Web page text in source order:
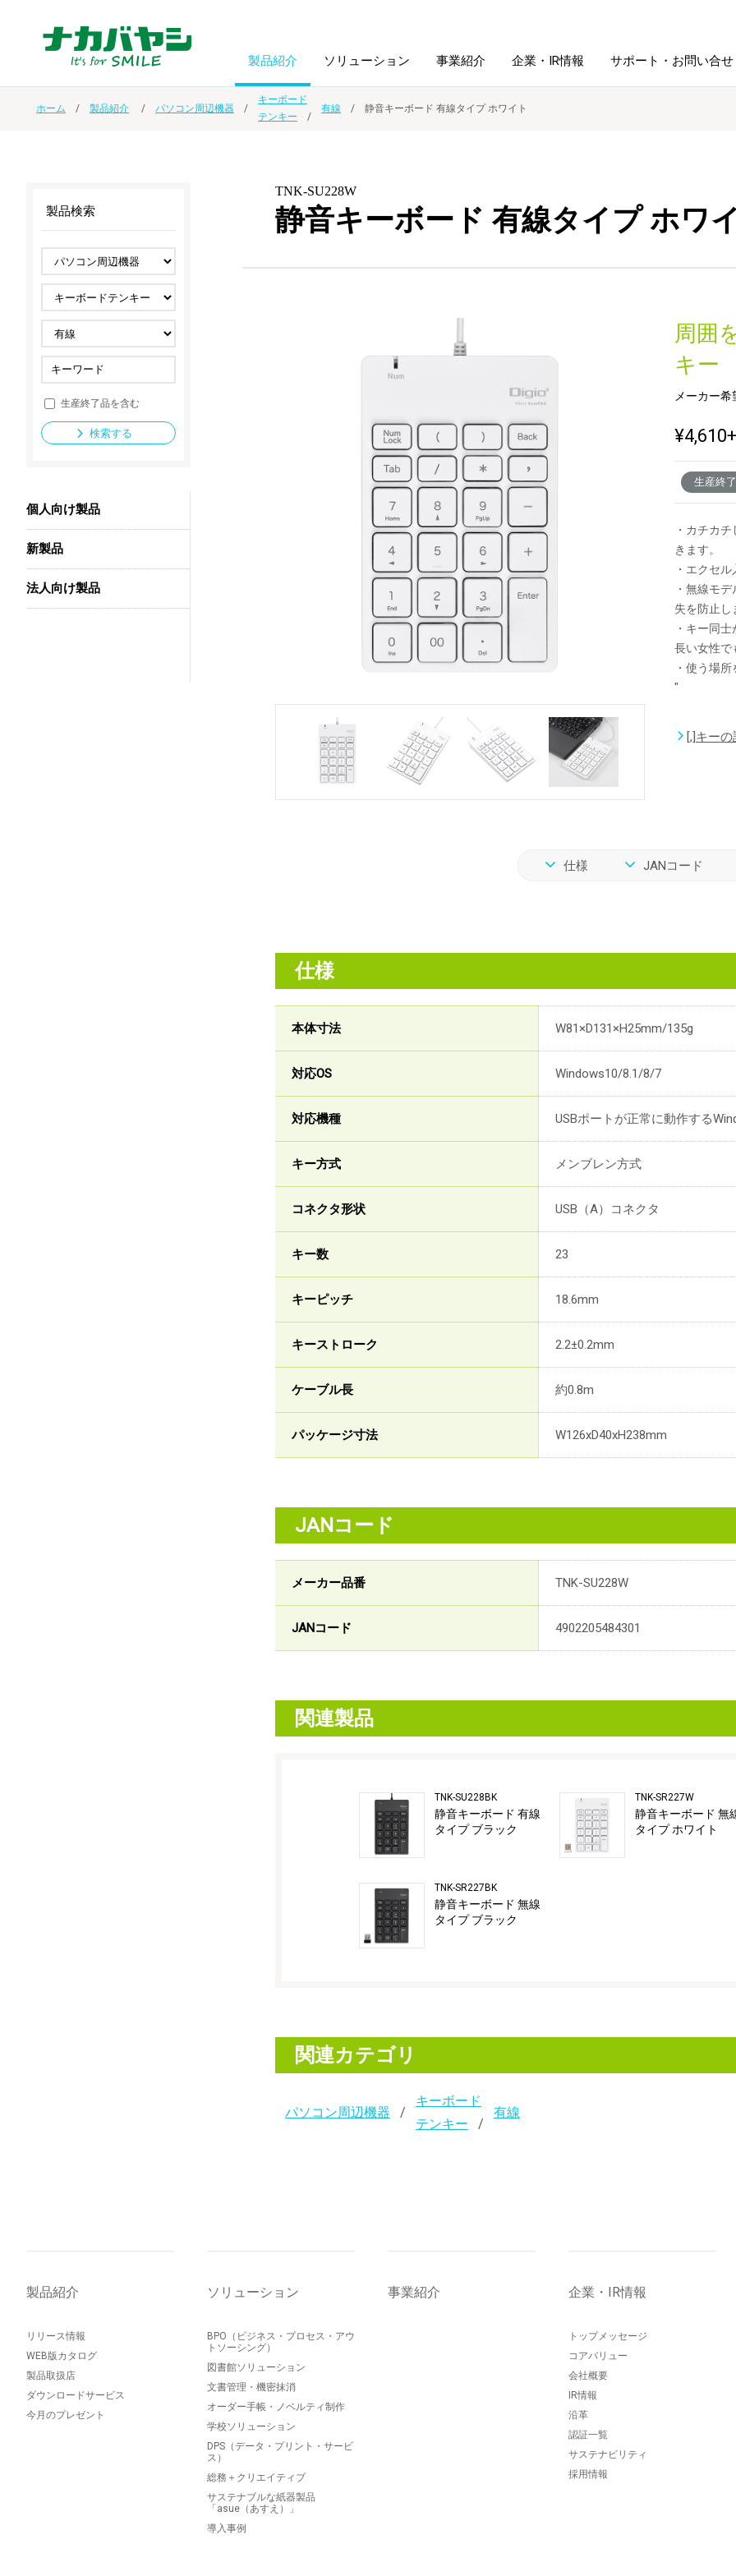
製品紹介
ノート・紙製品
ファイル・
ホルダー用品
スマートフォン・
タブレット関連
ゲーム関連 デジタルカメラ関連
セキュリティ用品
法人向け製品 新製品一覧
ソリューション
オーダー手帳・ノベルティ制作 学校ソリューション
ドキュメントスキャニングサービス 総務＋クリエイティブ
導入事例
事業紹介 企業・IR情報
IR情報
サステナビリティ 採用情報
サポート・お問い合せ
ホーム 製品紹介 パソコン周辺機器
キーボード
テンキー
有線 静音キーボード 有線タイプ ホワイト
TNK-SU228W
静音キーボード 有線タイプ ホワ
周囲
キー
メーカー
¥4,610
生産終
・カチカ
きます。
・エクセ
・無線モ
失を防止し
・キー同
長い女性で
・使う場
"
[,]キー
仕様 JANコード
仕様
本体寸法 W81×D131×H25mm/135g
対応OS Windows10/8.1/8/7
対応機種 USBポートが正常に動作する
キー方式 メンブレン方式
コネクタ形状 USB（A）コネクタ
キー数 23
キーピッチ 18.6mm
キーストローク 2.2±0.2mm
ケーブル長 約0.8m
パッケージ寸法 W126xD40xH238mm
JANコード
メーカー品番 TNK-SU228W
JANコード 4902205484301
関連製品
TNK-SU228BK
静音キーボード 有線
タイプ ブラック
TNK-SR227BK
静音キーボード 無線
タイプ ブラック
TNK-SR227W
静音キーボード 無
タイプ ホワイト
関連カテゴリ
パソコン周辺機器
キーボード
テンキー
有線
製品検索
生産終了品を含む
検索する
個人向け製品
新製品
法人向け製品
製品紹介
リリース情報
WEB版カタログ
製品取扱店
ダウンロードサービス
今月のプレゼント
ソリューション
BPO（ビジネス・プロセス・アウ
トソーシング）
図書館ソリューション
文書管理・機密抹消
オーダー手帳・ノベルティ制作
学校ソリューション
DPS（データ・プリント・サービ
ス）
総務＋クリエイティブ
サステナブルな紙器製品
「asue（あすえ）」
導入事例
事業紹介 企業・IR情報
トップメッセージ
コアバリュー
会社概要
IR情報
沿革
認証一覧
サステナビリティ
採用情報